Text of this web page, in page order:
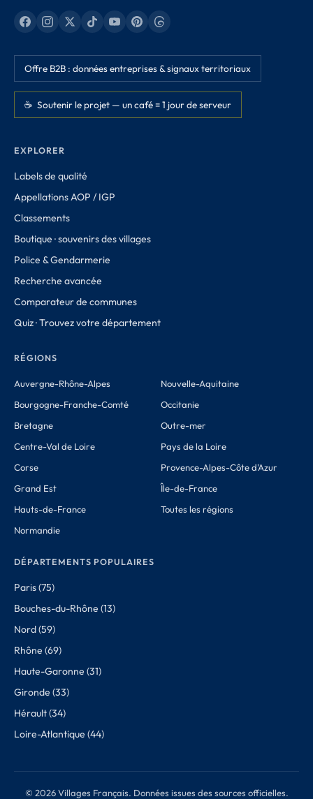
Offre B2B : données entreprises & signaux territoriaux
☕ Soutenir le projet — un café = 1 jour de serveur
EXPLORER
Labels de qualité
Appellations AOP / IGP
Classements
Boutique · souvenirs des villages
Police & Gendarmerie
Recherche avancée
Comparateur de communes
Quiz · Trouvez votre département
RÉGIONS
Auvergne-Rhône-Alpes
Bourgogne-Franche-Comté
Bretagne
Centre-Val de Loire
Corse
Grand Est
Hauts-de-France
Normandie
Nouvelle-Aquitaine
Occitanie
Outre-mer
Pays de la Loire
Provence-Alpes-Côte d'Azur
Île-de-France
Toutes les régions
DÉPARTEMENTS POPULAIRES
Paris (75)
Bouches-du-Rhône (13)
Nord (59)
Rhône (69)
Haute-Garonne (31)
Gironde (33)
Hérault (34)
Loire-Atlantique (44)
© 2026 Villages Français. Données issues des sources officielles.